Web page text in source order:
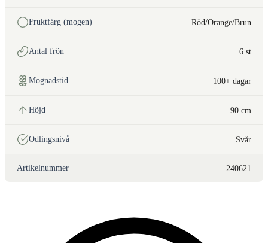
Fruktfärg (mogen) Röd/Orange/Brun
Antal frön 6 st
Mognadstid 100+ dagar
Höjd 90 cm
Odlingsnivå Svår
Artikelnummer 240621